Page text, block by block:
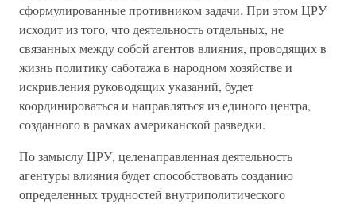
сформулированные противником задачи. При этом ЦРУ
исходит из того, что деятельность отдельных, не
связанных между собой агентов влияния, проводящих в
жизнь политику саботажа в народном хозяйстве и
искривления руководящих указаний, будет
координироваться и направляться из единого центра,
созданного в рамках американской разведки.
По замыслу ЦРУ, целенаправленная деятельность
агентуры влияния будет способствовать созданию
определенных трудностей внутриполитического